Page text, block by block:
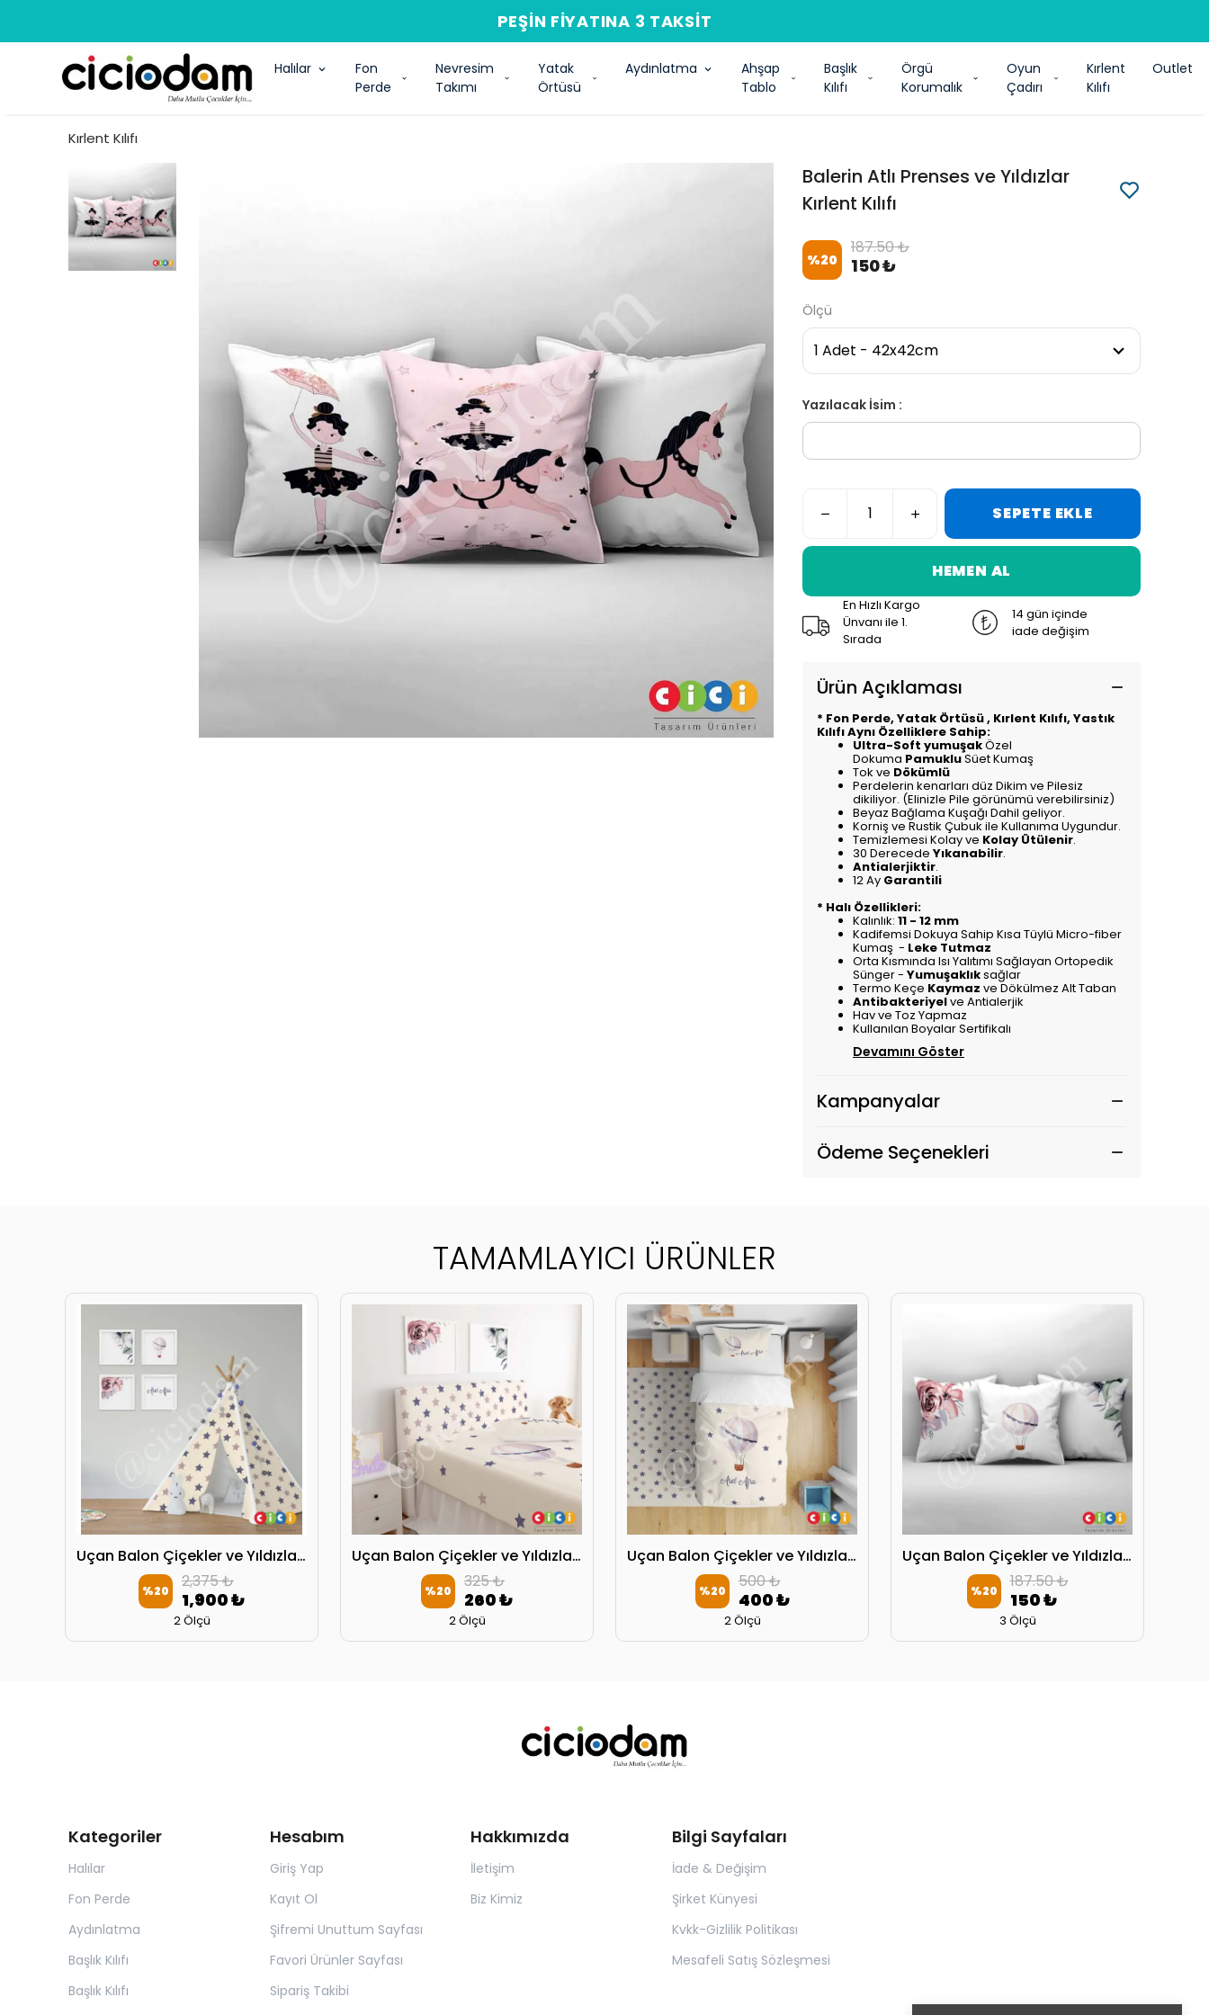
PEŞIN FIYATINA 3 TAKSIT
Halılar
Fon
Perde
Nevresim
Takımı
Yatak
Örtüsü
Aydınlatma
Ahşap
Tablo
Başlık
Kılıfı
Örgü
Korumalık
Oyun
Çadırı
Kırlent
Kılıfı
Outlet
Kırlent Kılıfı
Balerin Atlı Prenses ve Yıldızlar
Kırlent Kılıfı
%20
187.50 ₺
150 ₺
Ölçü
Yazılacak İsim :
SEPETE EKLE
HEMEN AL
En Hızlı Kargo
Ünvanı ile 1.
Sırada
14 gün içinde
iade değişim
Ürün Açıklaması
* Fon Perde, Yatak Örtüsü , Kırlent Kılıfı, Yastık
Kılıfı Aynı Özelliklere Sahip:
Ultra-Soft yumuşakÖzel
Dokuma PamukluSüet Kumaş
Tok ve Dökümlü
Perdelerin kenarları düz Dikim ve Pilesiz
dikiliyor. (Elinizle Pile görünümü verebilirsiniz)
Beyaz Bağlama Kuşağı Dahil geliyor.
Korniş ve Rustik Çubuk ile Kullanıma Uygundur.
Temizlemesi Kolay ve Kolay Ütülenir.
30 Derecede Yıkanabilir.
Antialerjiktir.
12 Ay Garantili
* Halı Özellikleri:
Kalınlık: 11 - 12 mm
Kadifemsi Dokuya Sahip Kısa Tüylü Micro-fiber
Kumaş - Leke Tutmaz
Orta Kısmında Isı Yalıtımı Sağlayan Ortopedik
Sünger - Yumuşaklıksağlar
Termo Keçe Kaymaz ve Dökülmez Alt Taban
Antibakteriyelve Antialerjik
Hav ve Toz Yapmaz
Kullanılan Boyalar Sertifikalı
Devamını Göster
Kampanyalar
Ödeme Seçenekleri
TAMAMLAYICI ÜRÜNLER
Uçan Balon Çiçekler ve Yıldızlar Oyun Çadırı
%20 2,375 ₺
1,900 ₺
2 Ölçü
Uçan Balon Çiçekler ve Yıldızlar Başlık Kılıfı
%20 325 ₺
260 ₺
2 Ölçü
Uçan Balon Çiçekler ve Yıldızlar Yatak Örtüsü
%20 500 ₺
400 ₺
2 Ölçü
Uçan Balon Çiçekler ve Yıldızlar Kırlent Kılıfı
%20 187.50 ₺
150 ₺
3 Ölçü
Kategoriler
Halılar
Fon Perde
Aydınlatma
Başlık Kılıfı
Başlık Kılıfı
Hesabım
Giriş Yap
Kayıt Ol
Şifremi Unuttum Sayfası
Favori Ürünler Sayfası
Sipariş Takibi
Hakkımızda
İletişim
Biz Kimiz
Bilgi Sayfaları
İade & Değişim
Şirket Künyesi
Kvkk-Gizlilik Politikası
Mesafeli Satış Sözleşmesi